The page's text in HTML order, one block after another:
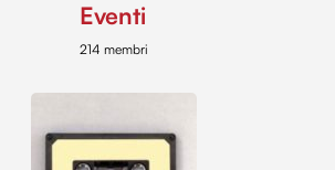
Eventi
214 membri